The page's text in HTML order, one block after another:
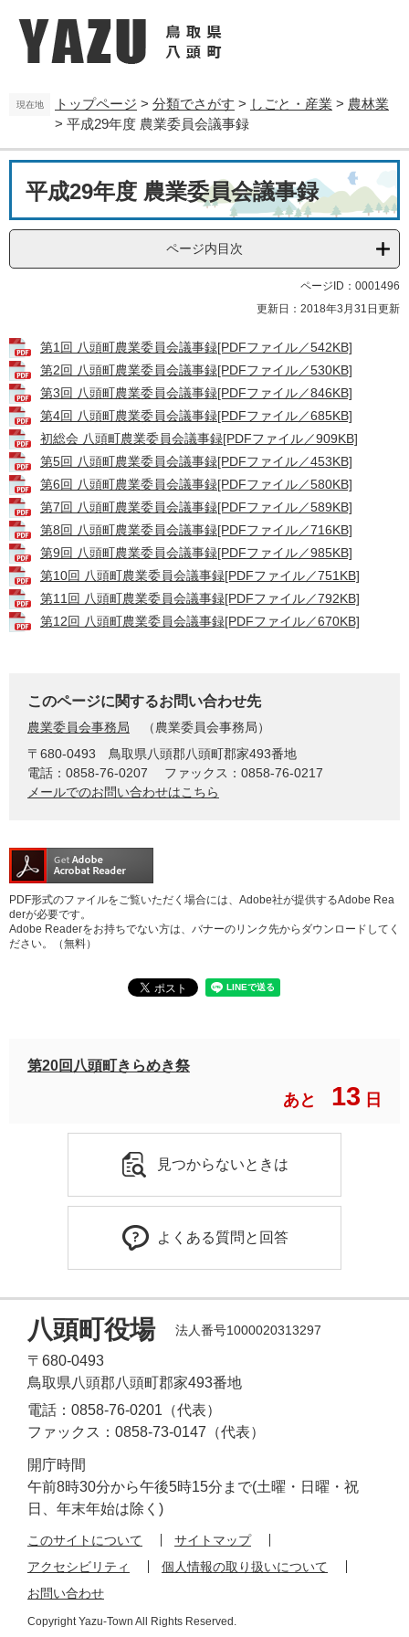
。
て
へ
現在地 トップページ > 分類でさがす > しごと・産業 > 農林業
> 平成29年度 農業委員会議事録
平成29年度 農業委員会議事録
ページ内目次
ページID：0001496
更新日：2018年3月31日更新
第1回 八頭町農業委員会議事録[PDFファイル／542KB]
第2回 八頭町農業委員会議事録[PDFファイル／530KB]
第3回 八頭町農業委員会議事録[PDFファイル／846KB]
第4回 八頭町農業委員会議事録[PDFファイル／685KB]
初総会 八頭町農業委員会議事録[PDFファイル／909KB]
第5回 八頭町農業委員会議事録[PDFファイル／453KB]
第6回 八頭町農業委員会議事録[PDFファイル／580KB]
第7回 八頭町農業委員会議事録[PDFファイル／589KB]
第8回 八頭町農業委員会議事録[PDFファイル／716KB]
第9回 八頭町農業委員会議事録[PDFファイル／985KB]
第10回 八頭町農業委員会議事録[PDFファイル／751KB]
第11回 八頭町農業委員会議事録[PDFファイル／792KB]
第12回 八頭町農業委員会議事録[PDFファイル／670KB]
このページに関するお問い合わせ先
農業委員会事務局
農業委員会事務局
〒680-0493
鳥取県八頭郡八頭町郡家493番地
電話：0858-76-0207
ファックス：0858-76-0217
メールでのお問い合わせはこちら
PDF形式のファイルをご覧いただく場合には、Adobe社が提供するAdobe Rea
derが必要です。
Adobe Readerをお持ちでない方は、バナーのリンク先からダウンロードしてく
ださい。（無料）
第20回八頭町きらめき祭
あと 13 日
見つからないときは
よくある質問と回答
八頭町役場 法人番号1000020313297
〒680-0493
鳥取県八頭郡八頭町郡家493番地
電話：0858-76-0201（代表）
ファックス：0858-73-0147（代表）
開庁時間
午前8時30分から午後5時15分まで(土曜・日曜・祝
日、年末年始は除く)
このサイトについて
サイトマップ
アクセシビリティ
個人情報の取り扱いについて
お問い合わせ
Copyright Yazu-Town All Rights Reserved.